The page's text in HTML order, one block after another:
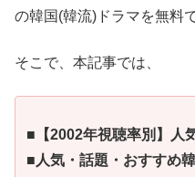
の韓国(韓流)ドラマを無料
そこで、本記事では、
■【2002年視聴率別】人
■人気・話題・おすすめ